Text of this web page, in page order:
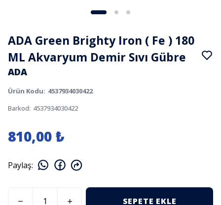
ADA Green Brighty Iron ( Fe ) 180
ML Akvaryum Demir Sıvı Gübre
ADA
Ürün Kodu: 4537934030422
Barkod: 4537934030422
810,00 ₺
Paylaş:
SEPETE EKLE